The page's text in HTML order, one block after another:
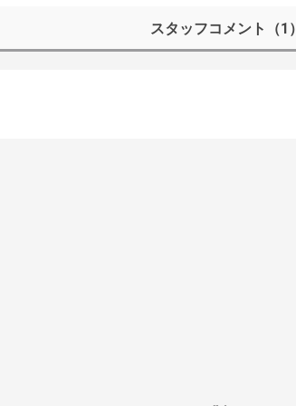
スタッフコメント （1）